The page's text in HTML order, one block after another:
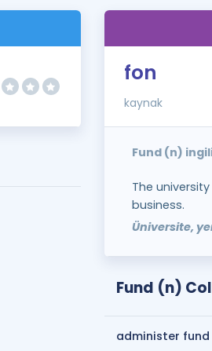
fon
kaynak
Fund (n)
The
business.
Üniversite,
Fund (n)
administer fund